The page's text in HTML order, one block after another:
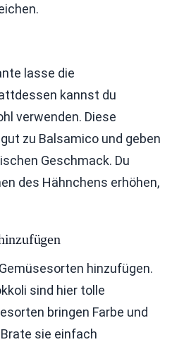
lasse die
kannst du
verwenden. Diese
zu Balsamico und geben
Geschmack. Du
des Hähnchens erhöhen,
hinzufügen.
sind hier tolle
bringen Farbe und
sie einfach